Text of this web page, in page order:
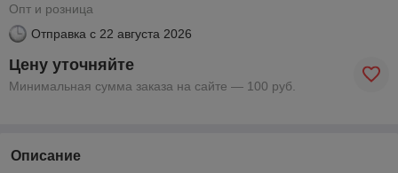
Опт и розница
Отправка с 22 августа 2026
Цену уточняйте
Минимальная сумма заказа на сайте — 100 руб.
Описание